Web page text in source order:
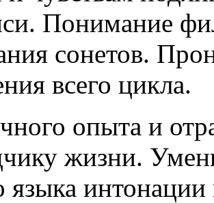
Понимание
сонетов.
всего цикла.
опыта и
жизни.
языка